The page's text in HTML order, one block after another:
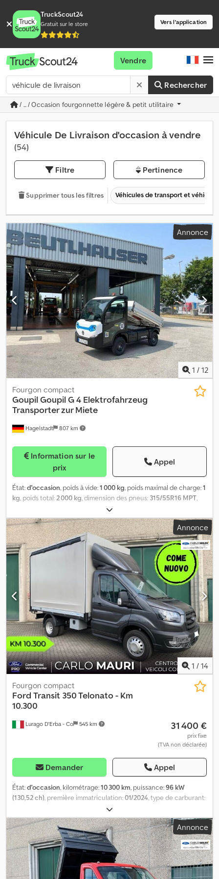
TruckScout24
Gratuit sur le store Vers l'application
Rechercher
Vendre
/ ... / Occasion fourgonnette légère & petit utilitaire
Véhicule De Livraison d'occasion à vendre
(54)
Filtre Pertinence
Supprimer tous les filtres Véhicules de transport et
Annonce
1 / 12
Hagelstadt 807 km
Fourgon compact
GoupilGoupil G 4 Elektrofahrzeug
Transporter zur Miete
prix
Appel
État:d'occasion, poids à vide:1 000 kg, poids maximal de charge:1
kg, poids total:2 000 kg, dimension des pneus: 315/55R16 MPT,
100 pourcentage
heures de fonctionnement:200 h, taille du pneu avant:315/55R16
MPT | 100%, taille de pneu arrière:315/55R16 MPT | 100%, poids
en ordre de marche:2 000 kg, vitesse maximale:50 km/h,
Pneumatiques (avant): 315/55R16 MPT, Pneumatiques (arrière):
315/55R16 MPT, Heures de fonctionnement: 200, Vitesses avant: 1,
Vitesses arrière: 1, Adapté pour (modèle): Unimog, camion,
Première immatriculation: 2023_____Goupil G 4 véhicule
électrique à louer. 50 km/h, benne basculante, chauffage
stationnaire Webasto, batterie lithium 13,8 kWh, charge utile env.
1.000 kg. Livraison gratuite dans un rayon de 100 kilomètres.
Adresse de retrait: Donaustrasse 10, 94491 Hengersberg. Détails
sur demande. Lieu de stockage: 93095 Hagelstadt. Dodjqkb A
Ispfx Aqrowa
Annonce
1 / 14
Lurago D'Erba - Co 545 km
Fourgon compact
Ford Transit 350 Telonato - Km
10.300
31 400 €
prix fixe
(TVA non déclarée)
Demander Appel
État:d'occasion, kilométrage:10 300 km, puissance:96 kW
(130,52 ch) , première immatriculation:01/2024 , type de carburant:
, poids maximal de charge:900 kg
configuration d'essieux:4x2, type d'engrenage:mécanique,
classe d'émission:Euro 6, nombre de sièges:3, longueur de
l'espace de chargement:3 500 mm, largeur de l’espace de
chargement:2 200 mm, hauteur de l'espace de chargement:
2 200 mm
, Année de construction:2024, - Camion d'occasion,
état impeccable - 35 quintaux en charge, roues arrière jumelées,
Annonce